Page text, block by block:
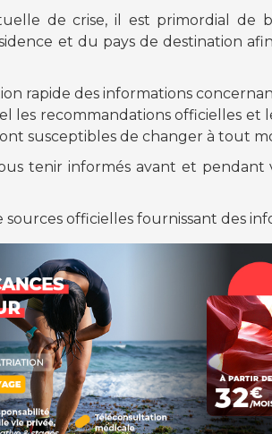
de crise, il est primordial de
et du pays de destination
rapide des informations
les recommandations officielles et
susceptibles de changer à tout
tenir informés avant et pendant
officielles fournissant des